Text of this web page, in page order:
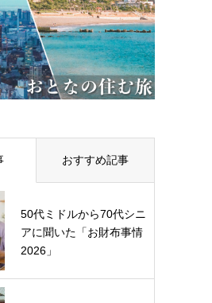
おすすめ記事
50代ミドルから70代シニ
アに聞いた「お財布事情
2026」